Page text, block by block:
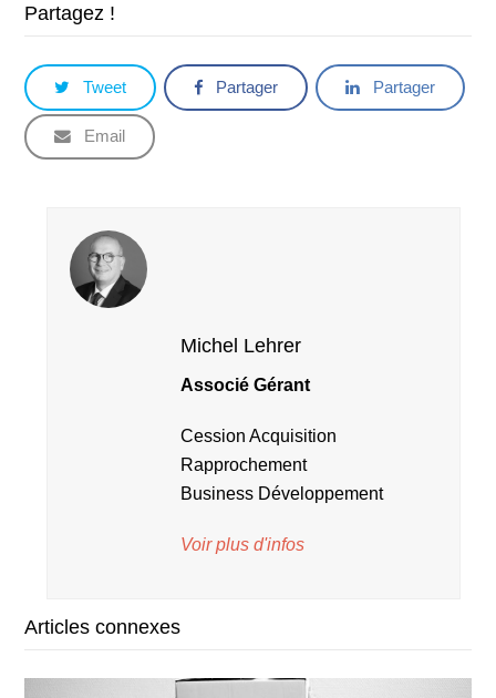
Partagez !
Tweet Partager Partager
Email
Michel Lehrer
Associé Gérant
Cession Acquisition
Rapprochement
Business Développement
Voir plus d'infos
Articles connexes